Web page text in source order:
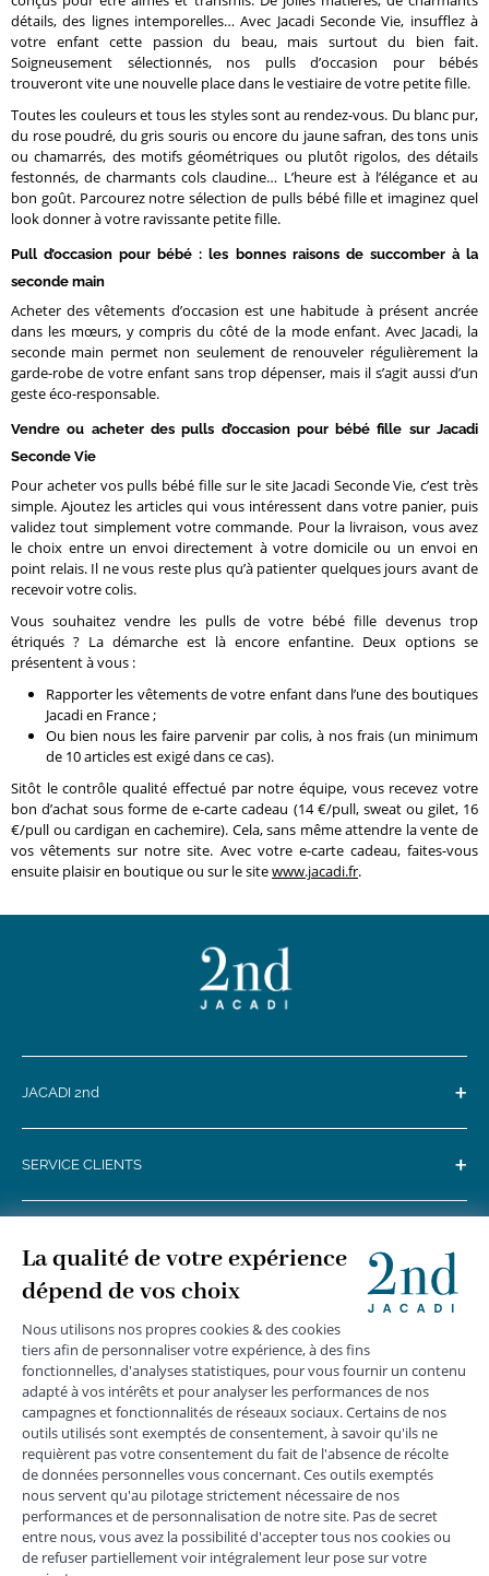
détails, des lignes intemporelles… Avec Jacadi Seconde Vie, insufflez à
votre enfant cette passion du beau, mais surtout du bien fait.
Soigneusement sélectionnés, nos pulls d’occasion pour bébés
trouveront vite une nouvelle place dans le vestiaire de votre petite fille.
Toutes les couleurs et tous les styles sont au rendez-vous. Du blanc pur,
du rose poudré, du gris souris ou encore du jaune safran, des tons unis
ou chamarrés, des motifs géométriques ou plutôt rigolos, des détails
festonnés, de charmants cols claudine… L’heure est à l’élégance et au
bon goût. Parcourez notre sélection de pulls bébé fille et imaginez quel
look donner à votre ravissante petite fille.
Pull d’occasion pour bébé : les bonnes raisons de succomber à la
seconde main
Acheter des vêtements d’occasion est une habitude à présent ancrée
dans les mœurs, y compris du côté de la mode enfant. Avec Jacadi, la
seconde main permet non seulement de renouveler régulièrement la
garde-robe de votre enfant sans trop dépenser, mais il s’agit aussi d’un
geste éco-responsable.
Vendre ou acheter des pulls d’occasion pour bébé fille sur Jacadi
Seconde Vie
Pour acheter vos pulls bébé fille sur le site Jacadi Seconde Vie, c’est très
simple. Ajoutez les articles qui vous intéressent dans votre panier, puis
validez tout simplement votre commande. Pour la livraison, vous avez
le choix entre un envoi directement à votre domicile ou un envoi en
point relais. Il ne vous reste plus qu’à patienter quelques jours avant de
recevoir votre colis.
Vous souhaitez vendre les pulls de votre bébé fille devenus trop
étriqués ? La démarche est là encore enfantine. Deux options se
présentent à vous :
Rapporter les vêtements de votre enfant dans l’une des boutiques
Jacadi en France ;
Ou bien nous les faire parvenir par colis, à nos frais (un minimum
de 10 articles est exigé dans ce cas).
Sitôt le contrôle qualité effectué par notre équipe, vous recevez votre
bon d’achat sous forme de e-carte cadeau (14 €/pull, sweat ou gilet, 16
€/pull ou cardigan en cachemire). Cela, sans même attendre la vente de
vos vêtements sur notre site. Avec votre e-carte cadeau, faites-vous
ensuite plaisir en boutique ou sur le sitewww.jacadi.fr.
JACADI 2nd +
SERVICE CLIENTS +
MENTIONS LÉGALES
DONNÉES PERSONNELLES
*Livraison express gratuite en point relais dès 59 € et à domicile dès 150
€ vers la France Métropolitaine
Les données collectées par la société JACADI, responsable
du traitement, sont nécessaires à l'envoi de newsletters, à la
création de compte, pour le traitement, le suivi et la livraison
de votre commande, ainsi que pour le suivi de votre
adhésion au programme fidélité. Conformément au
Règlement Européen 2016/679 du 27 avril 2016 sur la